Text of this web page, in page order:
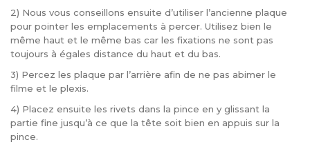
2) Nous vous conseillons ensuite d’utiliser l’ancienne plaque
pour pointer les emplacements à percer. Utilisez bien le
même haut et le même bas car les fixations ne sont pas
toujours à égales distance du haut et du bas.
3) Percez les plaque par l’arrière afin de ne pas abimer le
filme et le plexis.
4) Placez ensuite les rivets dans la pince en y glissant la
partie fine jusqu’à ce que la tête soit bien en appuis sur la
pince.